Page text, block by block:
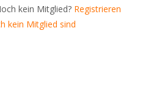
kein Mitglied? Registrieren
kein Mitglied sind